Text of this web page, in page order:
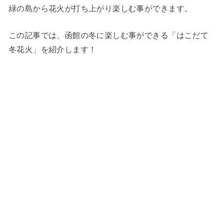
緑の島から花火が打ち上がり楽しむ事ができます。
この記事では、函館の冬に楽しむ事ができる「はこだて
冬花火」を紹介します！